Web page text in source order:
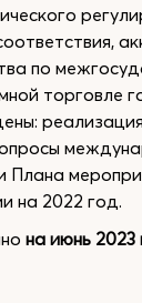
по
торговле
Плана
на 2022 год.
на июнь 2023